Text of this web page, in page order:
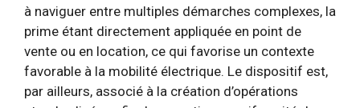
à naviguer entre multiples démarches complexes, la
prime étant directement appliquée en point de
vente ou en location, ce qui favorise un contexte
favorable à la mobilité électrique. Le dispositif est,
par ailleurs, associé à la création d’opérations